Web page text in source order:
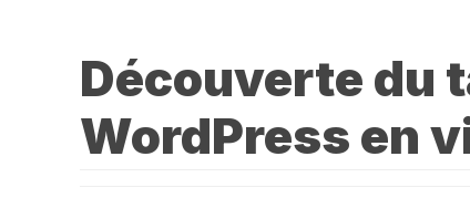
Découverte du
WordPress en